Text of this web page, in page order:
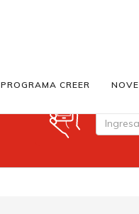
PROGRAMA CREER